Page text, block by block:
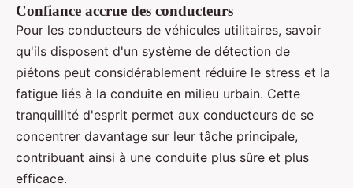
Confiance accrue des conducteurs
Pour les conducteurs de véhicules utilitaires, savoir
qu'ils disposent d'un système de détection de
piétons peut considérablement réduire le stress et la
fatigue liés à la conduite en milieu urbain. Cette
tranquillité d'esprit permet aux conducteurs de se
concentrer davantage sur leur tâche principale,
contribuant ainsi à une conduite plus sûre et plus
efficace.